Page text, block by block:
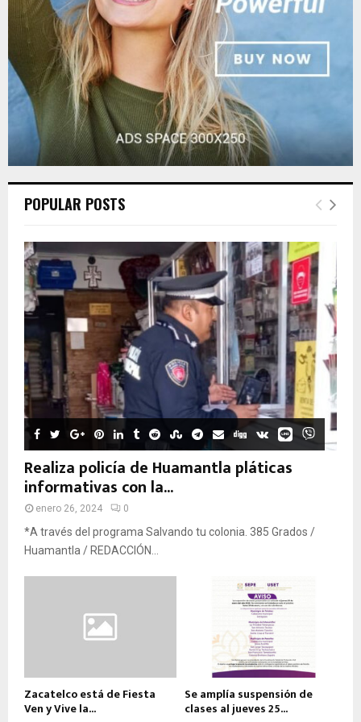
POPULAR POSTS
Realiza policía de Huamantla pláticas
informativas con la...
enero 26, 2024 0
*A través del programa Salvando tu colonia. 385 Grados /
Huamantla / REDACCIÓN...
Zacatelco está de Fiesta
Ven y Vive la...
Se amplía suspensión de
clases al jueves 25...